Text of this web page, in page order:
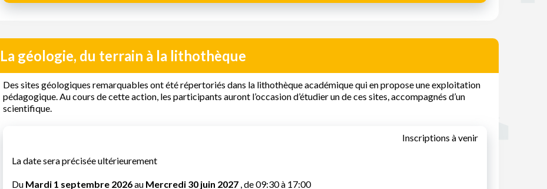
La géologie, du terrain à la lithothèque
Des sites géologiques remarquables ont été répertoriés dans la lithothèque académique qui en propose une exploitation
pédagogique. Au cours de cette action, les participants auront l’occasion d’étudier un de ces sites, accompagnés d’un
scientifique.
La date sera précisée ultérieurement
Inscriptions à venir
Du Mardi 1 septembre 2026au Mercredi 30 juin 2027 , de 09:30 à 17:00